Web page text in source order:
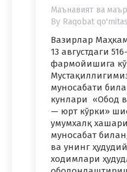
Маънавият ва
By Raqobat
Вазирлар
13 августдаги
фармойишига
муносабати
кунлари «Обод
— юрт кўрки»
умумхалқ
муносабат
ва унинг
ходимлари